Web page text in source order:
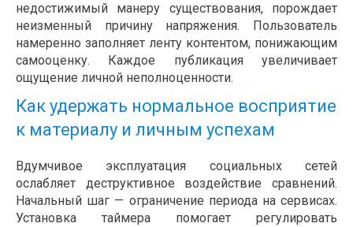
недостижимый манеру существования, порождает
неизменный причину напряжения. Пользователь
намеренно заполняет ленту контентом, понижающим
самооценку. Каждое публикация увеличивает
ощущение личной неполноценности.
Как удержать нормальное восприятие
к материалу и личным успехам
Вдумчивое эксплуатация социальных сетей
ослабляет деструктивное воздействие сравнений.
Начальный шаг — ограничение периода на сервисах.
Установка таймера помогает регулировать